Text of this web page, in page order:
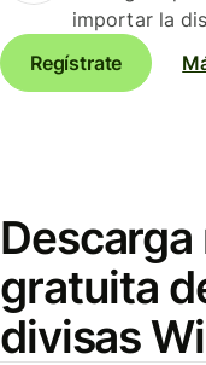
importar la
Regístrate
gratuita
divisas